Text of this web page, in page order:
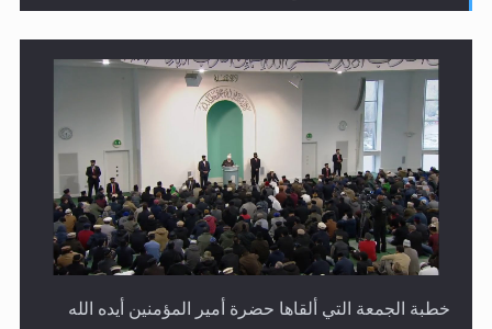
لا ناسخ ولا منسوخ في القرآن الكريم
خطبة الجمعة التي ألقاها حضرة أمير المؤمنين أيده الله